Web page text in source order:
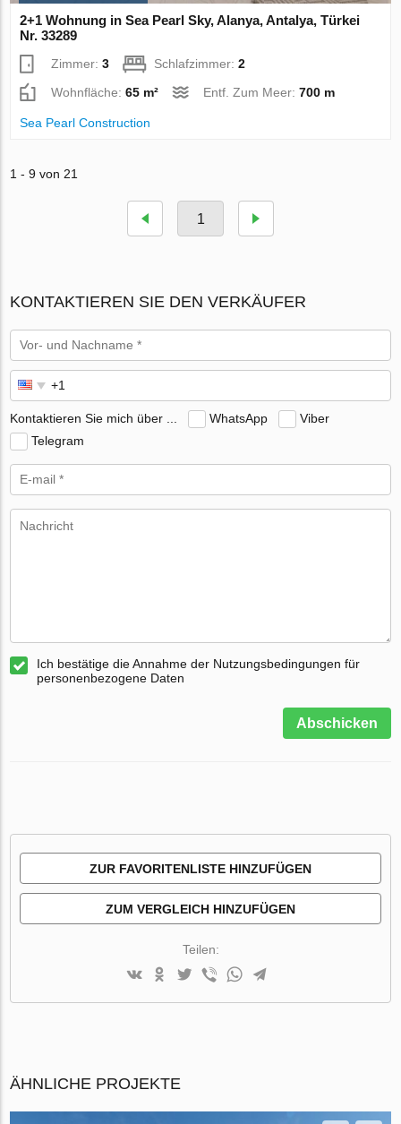
2+1 Wohnung in Sea Pearl Sky, Alanya, Antalya, Türkei
Nr. 33289
Zimmer:3 Schlafzimmer:2
Wohnfläche:65 m² Entf. Zum Meer:700 m
Sea Pearl Construction
1 - 9 von 21
1
KONTAKTIEREN SIE DEN VERKÄUFER
Kontaktieren Sie mich über ... WhatsApp
Viber
Telegram
Ich bestätige die Annahme der Nutzungsbedingungen für
personenbezogene Daten
Abschicken
ZUR FAVORITENLISTE HINZUFÜGEN
ZUM VERGLEICH HINZUFÜGEN
Teilen:
ÄHNLICHE PROJEKTE